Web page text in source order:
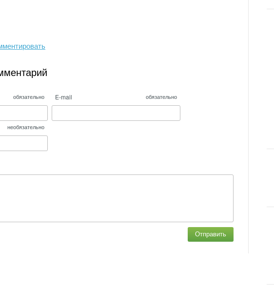
обязательно E-mail обязательно
необязательно
Отправить